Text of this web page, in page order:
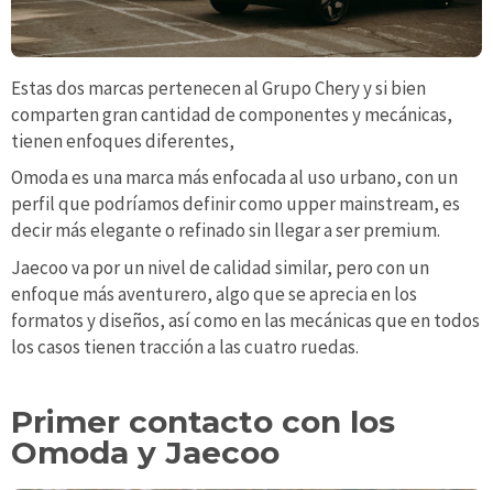
Estas dos marcas pertenecen al Grupo Chery y si bien
comparten gran cantidad de componentes y mecánicas,
tienen enfoques diferentes,
Omoda es una marca más enfocada al uso urbano, con un
perfil que podríamos definir como upper mainstream, es
decir más elegante o refinado sin llegar a ser premium.
Jaecoo va por un nivel de calidad similar, pero con un
enfoque más aventurero, algo que se aprecia en los
formatos y diseños, así como en las mecánicas que en todos
los casos tienen tracción a las cuatro ruedas.
Primer contacto con los
Omoda y Jaecoo